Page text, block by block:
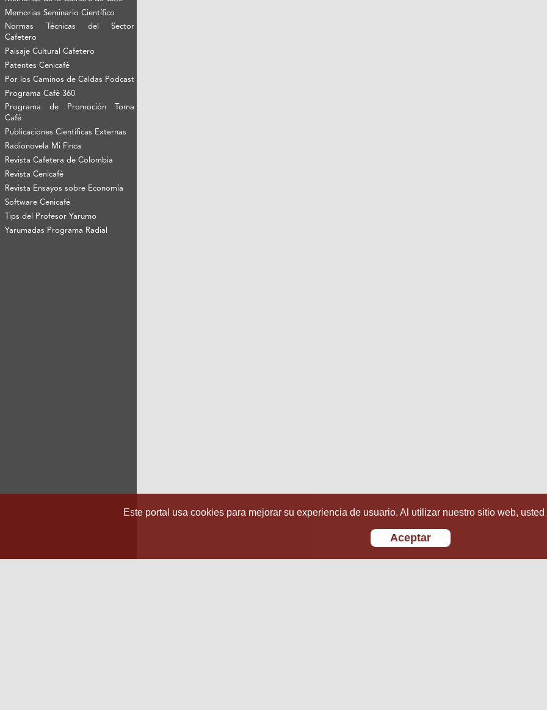
Memorias Seminario Científico
Normas Técnicas del Sector
Cafetero
Paisaje Cultural Cafetero
Patentes Cenicafé
Por los Caminos de Caldas Podcast
Programa Café 360
Programa de Promoción Toma
Café
Publicaciones Científicas Externas
Radionovela Mi Finca
Revista Cafetera de Colombia
Revista Cenicafé
Revista Ensayos sobre Economía
Software Cenicafé
Tips del Profesor Yarumo
Yarumadas Programa Radial
Este portal usa cookies para mejorar su experiencia de usuario. Al utilizar nuestro sitio web,
Aceptar